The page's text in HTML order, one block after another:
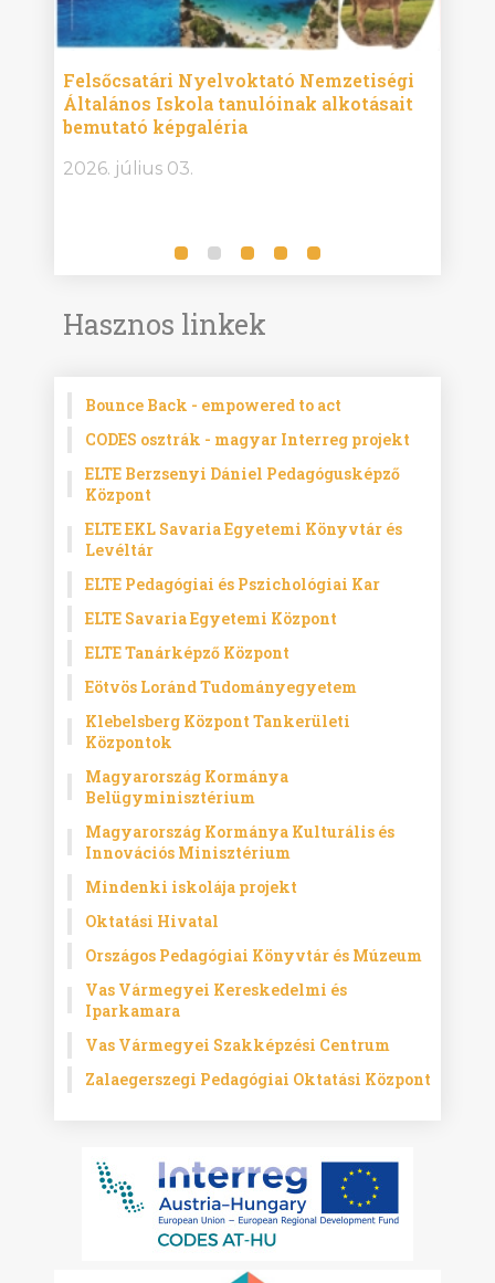
Felsőcsatári Nyelvoktató Nemzetiségi
Általános Iskola tanulóinak alkotásait
bemutató képgaléria
2026. július 03.
Hasznos linkek
Bounce Back - empowered to act
CODES osztrák - magyar Interreg projekt
ELTE Berzsenyi Dániel Pedagógusképző
Központ
ELTE EKL Savaria Egyetemi Könyvtár és
Levéltár
ELTE Pedagógiai és Pszichológiai Kar
ELTE Savaria Egyetemi Központ
ELTE Tanárképző Központ
Eötvös Loránd Tudományegyetem
Klebelsberg Központ Tankerületi
Központok
Magyarország Kormánya
Belügyminisztérium
Magyarország Kormánya Kulturális és
Innovációs Minisztérium
Mindenki iskolája projekt
Oktatási Hivatal
Országos Pedagógiai Könyvtár és Múzeum
Vas Vármegyei Kereskedelmi és
Iparkamara
Vas Vármegyei Szakképzési Centrum
Zalaegerszegi Pedagógiai Oktatási Központ